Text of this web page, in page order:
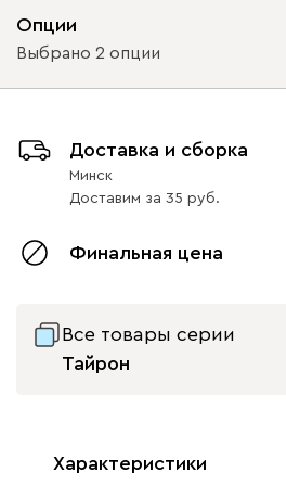
Опции
Выбрано 2 опции
без доводчиков с доводчиками
с доводчиками без доводчиков
Доставка и сборка
Минск
Доставим за 35
Финальная цена
Все товары серии
Тайрон
Характеристики